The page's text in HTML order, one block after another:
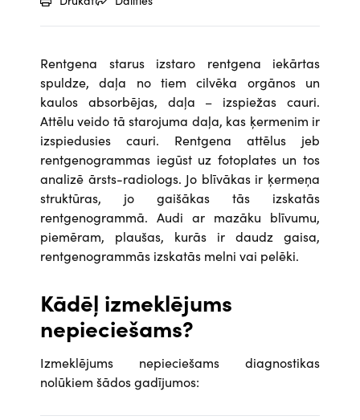
Rentgena starus izstaro rentgena iekārtas
spuldze, daļa no tiem cilvēka orgānos un
kaulos absorbējas, daļa – izspiežas cauri.
Attēlu veido tā starojuma daļa, kas ķermenim ir
izspiedusies cauri. Rentgena attēlus jeb
rentgenogrammas iegūst uz fotoplates un tos
analizē ārsts-radiologs. Jo blīvākas ir ķermeņa
struktūras, jo gaišākas tās izskatās
rentgenogrammā. Audi ar mazāku blīvumu,
piemēram, plaušas, kurās ir daudz gaisa,
rentgenogrammās izskatās melni vai pelēki.
Kādēļ izmeklējums
nepieciešams?
Izmeklējums nepieciešams diagnostikas
nolūkiem šādos gadījumos: